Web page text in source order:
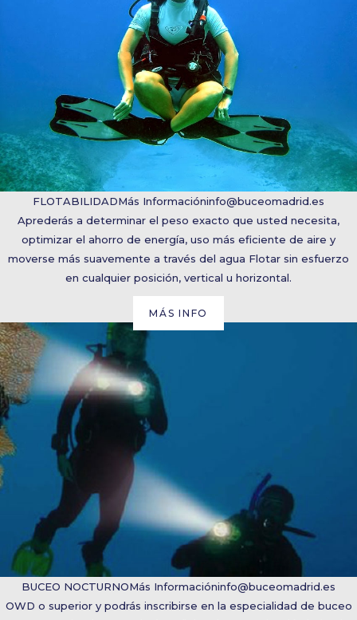
FLOTABILIDADMás Informacióninfo@buceomadrid.es
Aprederás a determinar el peso exacto que usted necesita,
optimizar el ahorro de energía, uso más eficiente de aire y
moverse más suavemente a través del agua Flotar sin esfuerzo
en cualquier posición, vertical u horizontal.
MÁS INFO
BUCEO NOCTURNOMás Informacióninfo@buceomadrid.es
OWD o superior y podrás inscribirse en la especialidad de buceo